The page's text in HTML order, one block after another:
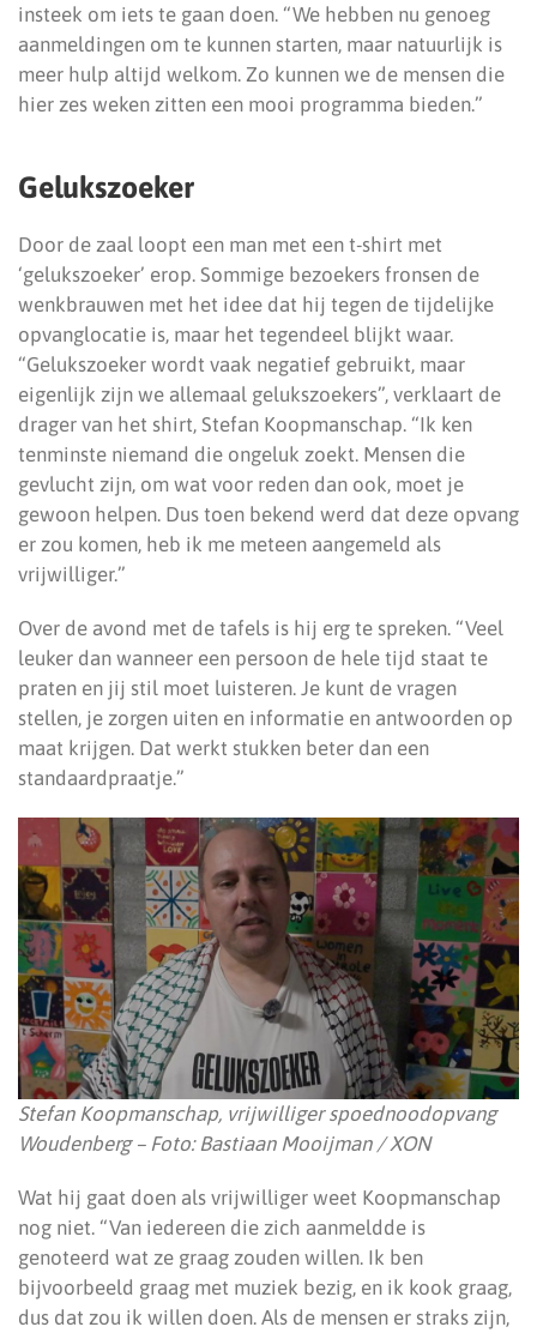
insteek om iets te gaan doen. “We hebben nu genoeg
aanmeldingen om te kunnen starten, maar natuurlijk is
meer hulp altijd welkom. Zo kunnen we de mensen die
hier zes weken zitten een mooi programma bieden.”
Gelukszoeker
Door de zaal loopt een man met een t-shirt met
‘gelukszoeker’ erop. Sommige bezoekers fronsen de
wenkbrauwen met het idee dat hij tegen de tijdelijke
opvanglocatie is, maar het tegendeel blijkt waar.
“Gelukszoeker wordt vaak negatief gebruikt, maar
eigenlijk zijn we allemaal gelukszoekers”, verklaart de
drager van het shirt, Stefan Koopmanschap. “Ik ken
tenminste niemand die ongeluk zoekt. Mensen die
gevlucht zijn, om wat voor reden dan ook, moet je
gewoon helpen. Dus toen bekend werd dat deze opvang
er zou komen, heb ik me meteen aangemeld als
vrijwilliger.”
Over de avond met de tafels is hij erg te spreken. “Veel
leuker dan wanneer een persoon de hele tijd staat te
praten en jij stil moet luisteren. Je kunt de vragen
stellen, je zorgen uiten en informatie en antwoorden op
maat krijgen. Dat werkt stukken beter dan een
standaardpraatje.”
Stefan Koopmanschap, vrijwilliger spoednoodopvang
Woudenberg – Foto: Bastiaan Mooijman / XON
Wat hij gaat doen als vrijwilliger weet Koopmanschap
nog niet. “Van iedereen die zich aanmeldde is
genoteerd wat ze graag zouden willen. Ik ben
bijvoorbeeld graag met muziek bezig, en ik kook graag,
dus dat zou ik willen doen. Als de mensen er straks zijn,